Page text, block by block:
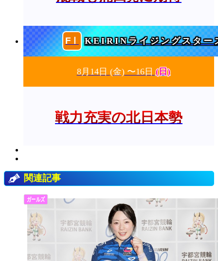
KEIRINライジングスター
8月14日 (金)〜16日(日)
戦力充実の北日本勢
関連記事